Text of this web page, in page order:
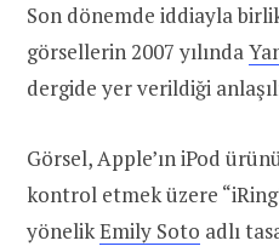
Son dönemde iddiayla
görsellerin 2007 yılında
dergide yer verildiği
Görsel, Apple’ın iPod
kontrol etmek üzere
yönelikEmily Soto adlı